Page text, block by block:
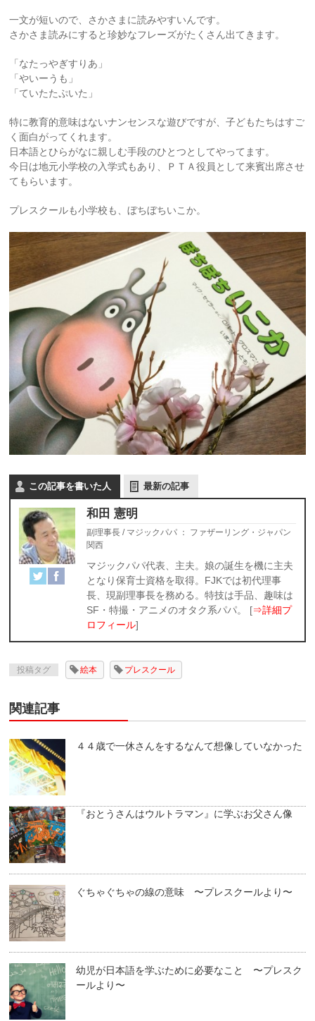
一文が短いので、さかさまに読みやすいんです。
さかさま読みにすると珍妙なフレーズがたくさん出てきます。
「なたっやぎすりあ」
「やいーうも」
「ていたたぷいた」
特に教育的意味はないナンセンスな遊びですが、子どもたちはすご
く面白がってくれます。
日本語とひらがなに親しむ手段のひとつとしてやってます。
今日は地元小学校の入学式もあり、ＰＴＡ役員として来賓出席させ
てもらいます。
プレスクールも小学校も、ぼちぼちいこか。
この記事を書いた人 最新の記事
和田 憲明
副理事長 / マジックパパ ： ファザーリング・ジャパン
関西
マジックパパ代表、主夫。娘の誕生を機に主夫
となり保育士資格を取得。FJKでは初代理事
長、現副理事長を務める。特技は手品、趣味は
SF・特撮・アニメのオタク系パパ。 [⇒詳細プ
ロフィール]
投稿タグ 絵本 プレスクール
関連記事
４４歳で一休さんをするなんて想像していなかった
『おとうさんはウルトラマン』に学ぶお父さん像
ぐちゃぐちゃの線の意味 〜プレスクールより〜
幼児が日本語を学ぶために必要なこと 〜プレスク
ールより〜